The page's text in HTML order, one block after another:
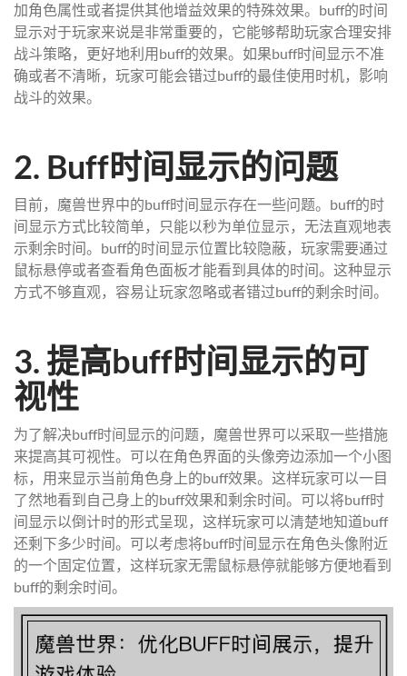
加角色属性或者提供其他增益效果的特殊效果。buff的时间
显示对于玩家来说是非常重要的，它能够帮助玩家合理安排
战斗策略，更好地利用buff的效果。如果buff时间显示不准
确或者不清晰，玩家可能会错过buff的最佳使用时机，影响
战斗的效果。
2. Buff时间显示的问题
目前，魔兽世界中的buff时间显示存在一些问题。buff的时
间显示方式比较简单，只能以秒为单位显示，无法直观地表
示剩余时间。buff的时间显示位置比较隐蔽，玩家需要通过
鼠标悬停或者查看角色面板才能看到具体的时间。这种显示
方式不够直观，容易让玩家忽略或者错过buff的剩余时间。
3. 提高buff时间显示的可
视性
为了解决buff时间显示的问题，魔兽世界可以采取一些措施
来提高其可视性。可以在角色界面的头像旁边添加一个小图
标，用来显示当前角色身上的buff效果。这样玩家可以一目
了然地看到自己身上的buff效果和剩余时间。可以将buff时
间显示以倒计时的形式呈现，这样玩家可以清楚地知道buff
还剩下多少时间。可以考虑将buff时间显示在角色头像附近
的一个固定位置，这样玩家无需鼠标悬停就能够方便地看到
buff的剩余时间。